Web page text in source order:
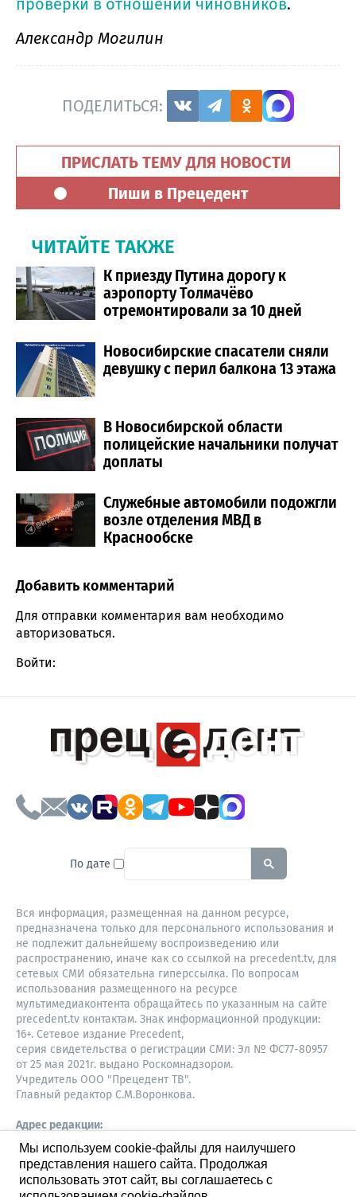
проверки в отношении чиновников.
Александр Могилин
ПОДЕЛИТЬСЯ:
ПРИСЛАТЬ ТЕМУ ДЛЯ НОВОСТИ
Пиши в Прецедент
ЧИТАЙТЕ ТАКЖЕ
К приезду Путина дорогу к
аэропорту Толмачёво
отремонтировали за 10 дней
Новосибирские спасатели сняли
девушку с перил балкона 13 этажа
В Новосибирской области
полицейские начальники получат
доплаты
Служебные автомобили подожгли
возле отделения МВД в
Краснообске
Comment section
Добавить комментарий
Для отправки комментария вам необходимо
авторизоваться.
Войти:
По дате To search this site, enter a
Вся информация, размещенная на данном ресурсе,
предназначена только для персонального использования и
не подлежит дальнейшему воспроизведению или
распространению, иначе как со ссылкой на precedent.tv, для
сетевых СМИ обязательна гиперссылка. По вопросам
использования размещенного на ресурсе
мультимедиаконтента обращайтесь по указанным на сайте
precedent.tv контактам. Знак информационной продукции:
16+. Сетевое издание Precedent,
серия свидетельства о регистрации СМИ: Эл № ФС77-80957
от 25 мая 2021г. выдано Роскомнадзором.
Учредитель ООО "Прецедент ТВ".
Главный редактор С.М.Воронкова.
Адрес редакции:
630087,
Новосибирск
8-960-779-12-96,
S.Voronkova@precedent.tv
Мы используем cookie-файлы для наилучшего
представления нашего сайта. Продолжая
использовать этот сайт, вы соглашаетесь с